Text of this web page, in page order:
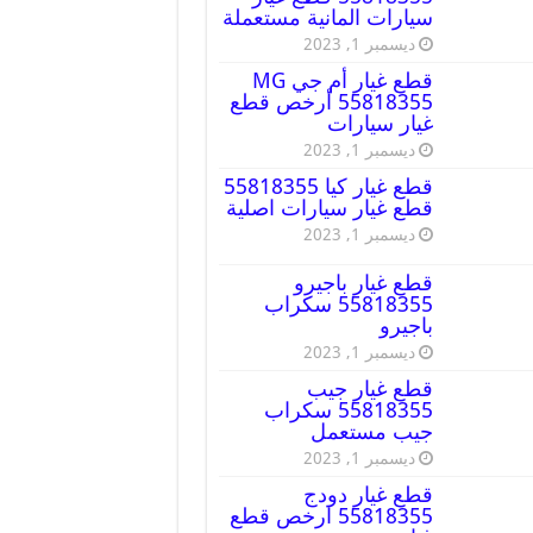
سيارات المانية مستعملة
ديسمبر 1, 2023
قطع غيار أم جي MG
55818355 أرخص قطع
غيار سيارات
ديسمبر 1, 2023
قطع غيار كيا 55818355
قطع غيار سيارات اصلية
ديسمبر 1, 2023
قطع غيار باجيرو
55818355 سكراب
باجيرو
ديسمبر 1, 2023
قطع غيار جيب
55818355 سكراب
جيب مستعمل
ديسمبر 1, 2023
قطع غيار دودج
55818355 ارخص قطع